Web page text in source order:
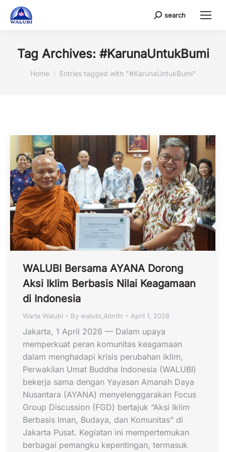
Search:
search
Tag Archives: #KarunaUntukBumi
You are here:
Home Entries tagged with "#KarunaUntukBumi"
WALUBI Bersama AYANA Dorong
Aksi Iklim Berbasis Nilai Keagamaan
di Indonesia
Warta Walubi By walubi_4dm1n April 1, 2026
Jakarta, 1 April 2026 — Dalam upaya
memperkuat peran komunitas keagamaan
dalam menghadapi krisis perubahan iklim,
Perwakilan Umat Buddha Indonesia (WALUBI)
bekerja sama dengan Yayasan Amanah Daya
Nusantara (AYANA) menyelenggarakan Focus
Group Discussion (FGD) bertajuk “Aksi Iklim
Berbasis Iman, Budaya, dan Komunitas” di
Jakarta Pusat. Kegiatan ini mempertemukan
berbagai pemangku kepentingan, termasuk